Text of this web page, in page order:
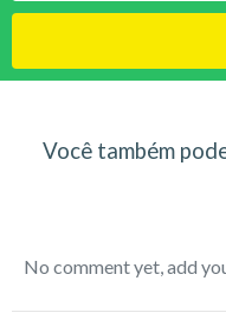
Você também
No comment yet, add